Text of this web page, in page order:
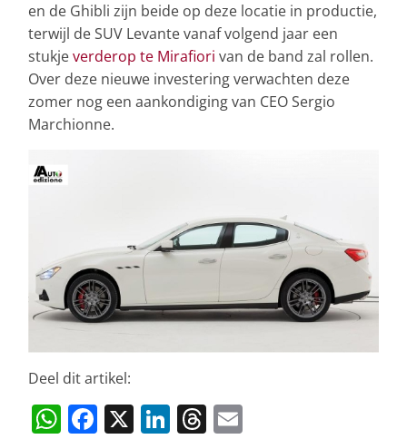
en de Ghibli zijn beide op deze locatie in productie,
terwijl de SUV Levante vanaf volgend jaar een
stukjeverderop te Mirafiori van de band zal rollen.
Over deze nieuwe investering verwachten deze
zomer nog een aankondiging van CEO Sergio
Marchionne.
Deel dit artikel:
W F X Li T